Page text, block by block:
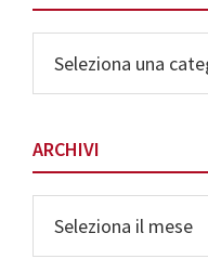
delle
Categorie
ARCHIVI